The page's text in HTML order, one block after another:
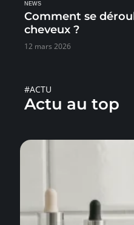
NEWS
Comment se
cheveux ?
12 mars 2026
#ACTU
Actu au top